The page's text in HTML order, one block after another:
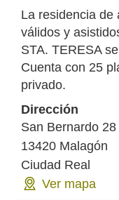
La residencia de
válidos y
STA. TERESA
Cuenta con 25
privado.
Dirección
San Bernardo 28
13420 Malagón
Ciudad Real
Ver mapa